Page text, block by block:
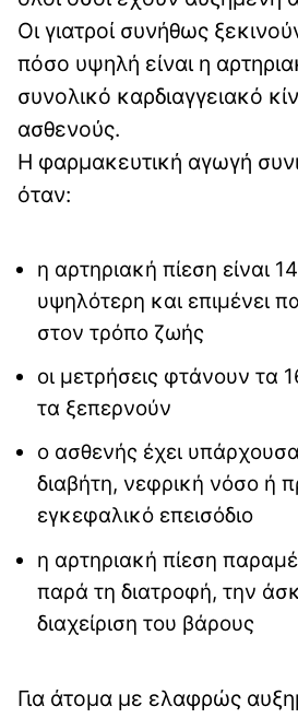
Οι γιατροί συνήθως
πόσο υψηλή είναι η
συνολικό καρδιαγγειακό
ασθενούς.
Η φαρμακευτική αγωγή
όταν:
η αρτηριακή πίεση είναι
υψηλότερη και επιμένει
στον τρόπο ζωής
οι μετρήσεις φτάνουν τα
τα ξεπερνούν
ο ασθενής έχει
διαβήτη, νεφρική νόσο ή
εγκεφαλικό επεισόδιο
η αρτηριακή πίεση
παρά τη διατροφή, την
διαχείριση του βάρους
Για άτομα με ελαφρώς